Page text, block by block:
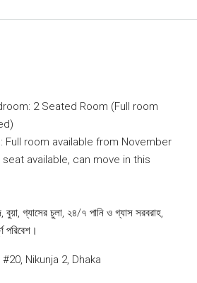
2 Seated Room (Full room
Full room available from November
seat available, can move in this
গ্যাসের চুলা, ২৪/৭ পানি ও গ্যাস সরবরাহ,
পরিবেশ।
Nikunja 2, Dhaka